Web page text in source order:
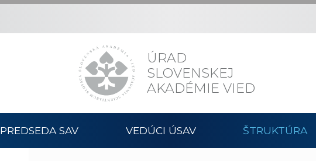
ÚRAD
SLOVENSKEJ
AKADÉMIE VIED
PREDSEDA SAV VEDÚCI ÚSAV ŠTRUKTÚRA